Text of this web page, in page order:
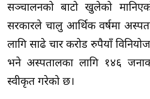
सञ्चालनको बाटो खुलेको
सरकारले चालु आर्थिक वर्षमा
लागि साढे चार करोड रुपैयाँ
भने अस्पतालका लागि १४६
स्वीकृत गरेको छ।